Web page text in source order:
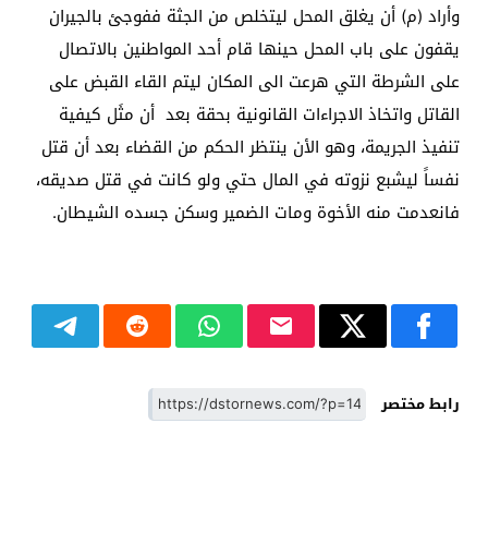
وأراد (م) أن يغلق المحل ليتخلص من الجثة ففوجئ بالجيران
يقفون على باب المحل حينها قام أحد المواطنين بالاتصال
على الشرطة التي هرعت الى المكان ليتم القاء القبض على
القاتل واتخاذ الاجراءات القانونية بحقة بعد أن مثَل كيفية
تنفيذ الجريمة، وهو الأن ينتظر الحكم من القضاء بعد أن قتل
نفساً ليشبع نزوته في المال حتي ولو كانت في قتل صديقه،
فانعدمت منه الأخوة ومات الضمير وسكن جسده الشيطان.
رابط مختصر